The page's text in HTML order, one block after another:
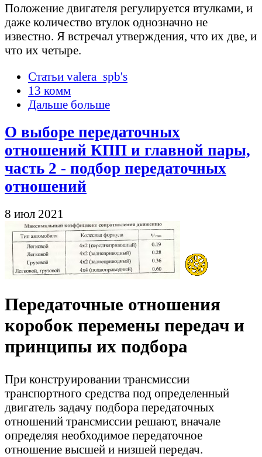
Положение двигателя регулируется втулками, и
даже количество втулок однозначно не
известно. Я встречал утверждения, что их две, и
что их четыре.
Статьи valera_spb's
13 комм
Дальше больше
О выборе передаточных
отношений КПП и главной пары,
часть 2 - подбор передаточных
отношений
8 июл 2021
Передаточные отношения
коробок перемены передач и
принципы их подбора
При конструировании трансмиссии
транспортного средства под определенный
двигатель задачу подбора передаточных
отношений трансмиссии решают, вначале
определяя необходимое передаточное
отношение высшей и низшей передач.